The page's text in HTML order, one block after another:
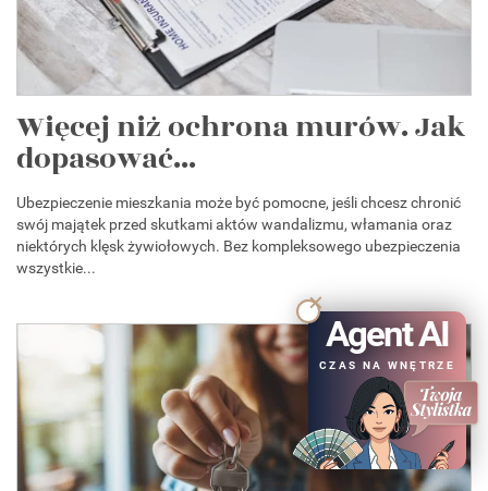
Więcej niż ochrona murów. Jak
dopasować...
Ubezpieczenie mieszkania może być pomocne, jeśli chcesz chronić
swój majątek przed skutkami aktów wandalizmu, włamania oraz
niektórych klęsk żywiołowych. Bez kompleksowego ubezpieczenia
wszystkie...
Agent AI
CZAS NA WNĘTRZE